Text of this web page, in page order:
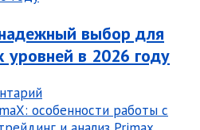
выбор для
уровней в 2026 году